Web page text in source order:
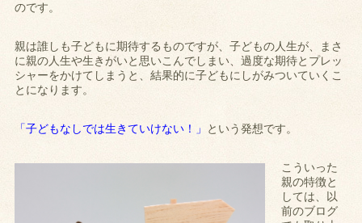
のです。
親は誰しも子どもに期待するものですが、子どもの人生が、まさ
に親の人生や生きがいと思いこんでしまい、過度な期待とプレッ
シャーをかけてしまうと、結果的に子どもにしがみついていくこ
とになります。
「子どもなしでは生きていけない！」 という発想です。
こういった
親の特徴と
しては、以
前のブログ